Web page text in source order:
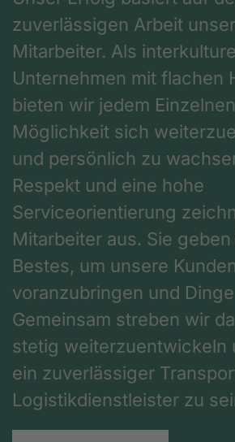
zuverlässigen Arbeit
Mitarbeiter. Als
Unternehmen mit flachen
bieten wir jedem
Möglichkeit sich
und persönlich zu
Respekt und eine hohe
Serviceorientierung
Mitarbeiter aus. Sie
Bestes, um unsere Kunden
voranzubringen und
Gemeinsam streben wir
stetig weiterzuentwickeln
ein zuverlässiger
Logistikdienstleister zu